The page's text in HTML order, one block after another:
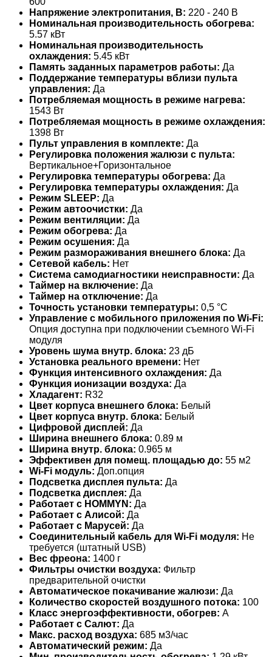
Напряжение электропитания, В: 220 - 240 В
Номинальная производительность обогрева:
5.57 кВт
Номинальная производительность
охлаждения: 5.45 кВт
Память заданных параметров работы: Да
Поддержание температуры вблизи пульта
управления: Да
Потребляемая мощность в режиме нагрева:
1543 Вт
Потребляемая мощность в режиме охлаждения:
1398 Вт
Пульт управления в комплекте: Да
Регулировка положения жалюзи с пульта:
Вертикальное+Горизонтальное
Регулировка температуры обогрева: Да
Регулировка температуры охлаждения: Да
Режим SLEEP: Да
Режим автоочистки: Да
Режим вентиляции: Да
Режим обогрева: Да
Режим осушения: Да
Режим размораживания внешнего блока: Да
Сетевой кабель: Нет
Система самодиагностики неисправности: Да
Таймер на включение: Да
Таймер на отключение: Да
Точность установки температуры: 0,5 °С
Управление c мобильного приложения по Wi-Fi:
Опция доступна при подключении съемного Wi-Fi
модуля
Уровень шума внутр. блока: 23 дБ
Установка реального времени: Нет
Функция интенсивного охлаждения: Да
Функция ионизации воздуха: Да
Хладагент: R32
Цвет корпуса внешнего блока: Белый
Цвет корпуса внутр. блока: Белый
Цифровой дисплей: Да
Ширина внешнего блока: 0.89 м
Ширина внутр. блока: 0.965 м
Эффективен для помещ. площадью до: 55 м2
Wi-Fi модуль: Доп.опция
Подсветка дисплея пульта: Да
Подсветка дисплея: Да
Работает с HOMMYN: Да
Работает с Алисой: Да
Работает с Марусей: Да
Соединительный кабель для Wi-Fi модуля: Не
требуется (штатный USB)
Вес фреона: 1400 г
Фильтры очистки воздуха: Фильтр
предварительной очистки
Автоматическое покачивание жалюзи: Да
Количество скоростей воздушного потока: 100
Класс энергоэффективности, обогрев: A
Работает с Салют: Да
Макс. расход воздуха: 685 м3/час
Автоматический режим: Да